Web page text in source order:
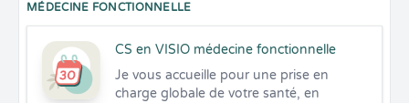
MÉDECINE FONCTIONNELLE
CS en VISIO médecine fonctionnelle
Je vous accueille pour une prise en
charge globale de votre santé, en